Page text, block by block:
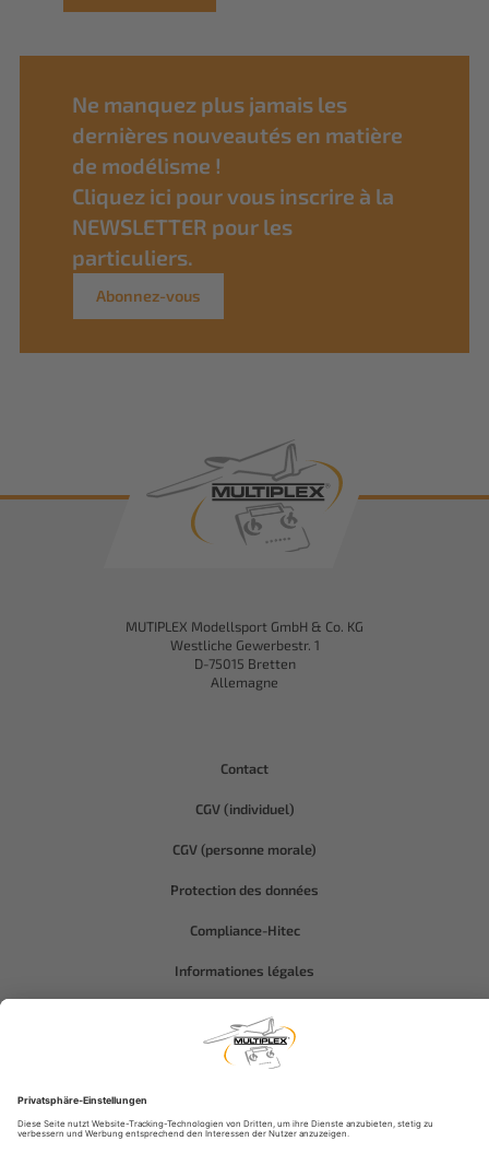
Ne manquez plus jamais les
dernières nouveautés en matière
de modélisme !
Cliquez ici pour vous inscrire à la
NEWSLETTER pour les
particuliers.
Abonnez-vous
MUTIPLEX Modellsport GmbH & Co. KG
Westliche Gewerbestr. 1
D-75015 Bretten
Allemagne
Contact
CGV (individuel)
CGV (personne morale)
Protection des données
Compliance-Hitec
Informationes légales